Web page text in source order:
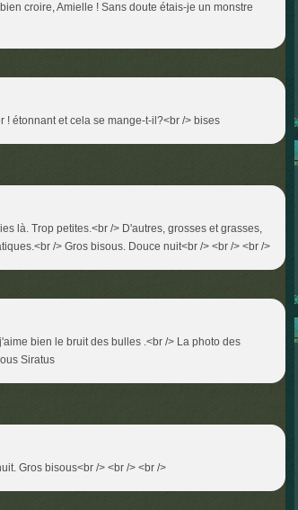
croire, Amielle ! Sans doute étais-je un monstre
étonnant et cela se mange-t-il?<br /> bises
là. Trop petites.<br /> D'autres, grosses et grasses,
/> Gros bisous. Douce nuit<br /> <br /> <br />
bien le bruit des bulles .<br /> La photo des
Siratus
Gros bisous<br /> <br /> <br />